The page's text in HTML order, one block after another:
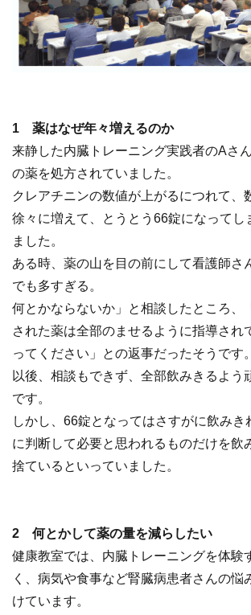
1 薬はなぜ年々増えるのか
来静した内臓トレーニング実践者のAさ
の薬を処方されていました。
クレアチニンの数値が上がるにつれて、
徐々に増えて、とうとう66錠になってし
ました。
ある時、薬の山を目の前にして看護師さ
でも多すぎる。
何とかならないか」と相談したところ、
された薬は全部のませるように指導され
ってください」との返事だったそうです。
以後、相談もできず、全部飲みきるよう
です。
しかし、66錠となってはさすがに飲みき
に判断して必要と思われるものだけを飲
捨ているといっていました。
2 何とかして薬の量を減らしたい
健康教室では、内臓トレーニングを体験
く、病気や食事など腎臓病患者さんの悩
けています。